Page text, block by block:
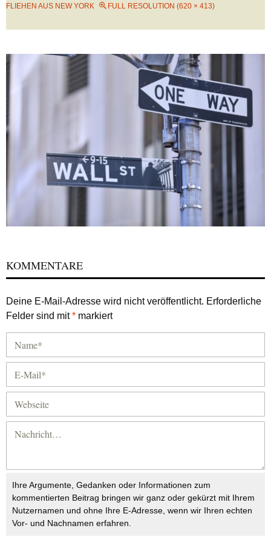
FLIEHEN AUS NEW YORK
FULL RESOLUTION (620 × 413)
KOMMENTARE
Deine E-Mail-Adresse wird nicht veröffentlicht. Erforderliche
Felder sind mit* markiert
Ihre Argumente, Gedanken oder Informationen zum
kommentierten Beitrag bringen wir ganz oder gekürzt mit Ihrem
Nutzernamen und ohne Ihre E-Adresse, wenn wir Ihren echten
Vor- und Nachnamen erfahren.